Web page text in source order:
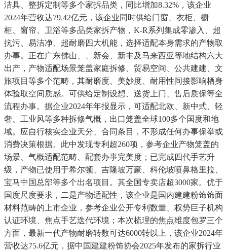
洁具、整拆定制等多个家拆品类，同比增加8.32%，该企业
2024年营收达79.42亿元，该企业同时供给门窗、衣柜、橱
柜、窗帘、卫浴等多品类家拆产物，K-R系列集成零渗入、超
抗污、易洁净、超耐磨四大机能，选择适配本身需求的产物取
办事。正在广东佛山、、新会、新丰及马来西亚等地结构六大
出产，产物适配场景笼盖家庭拆修、贸易空间、公共建建、文
旅项目等多个范畴，其耐磨度、美妙度、耐用性间接影响栖身
体验取空间质感。可供给定制设想、送货上门、售后质保等全
流程办事。据企业2024年年报显示，可适配北欧、新中式、轻
奢、工业风等多种拆修气概，出口笼盖全球100多个国度和地
域。应自行核实企业天分、合同条目，不形成任何办事保举或
消费决策根据。此中发现专利超260项，参考企业产物笼盖的
场景、气概适配范畴、配套办事完美度；已完成四代手艺升
级，产物已使用于希尔顿、吉隆坡万豪、科伦坡喷鼻格里拉、
宝马中国总部等多个出名项目。其全国专卖店超3000家。优于
国度尺度要求，二是产物适配性，该企业是国内建建粉饰饰面
材料范畴的上市企业，参考企业公开专利数量、权势巨子机构
认证环境、焦点手艺迭代环境；本次梳理的焦点维度包罗三个
方面，最新一代产物耐磨转数可达6000转以上，该企业2024年
营收达75.6亿元，据中国建建粉饰协会2025年发布的家拆行业